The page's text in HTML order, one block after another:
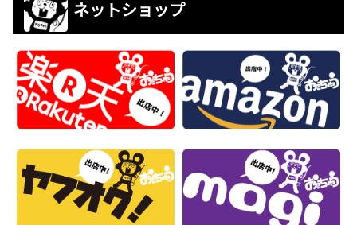
ネットショップ